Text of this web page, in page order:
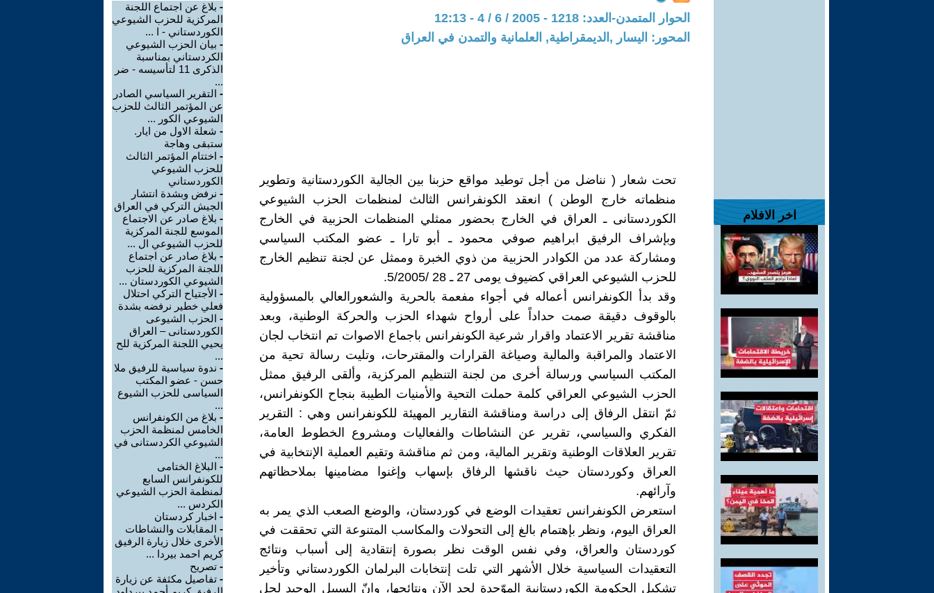
اخر الافلام
الحوار المتمدن-العدد: 1218 - 2005 / 6 / 4 - 12:13
المحور: اليسار ,الديمقراطية, العلمانية والتمدن في العراق
تحت شعار ( نناضل من أجل توطيد مواقع حزبنا بين الجالية الكوردستانية وتطوير
منظماته خارج الوطن ) انعقد الكونفرانس الثالث لمنظمات الحزب الشيوعي
الكوردستانى ـ العراق في الخارج بحضور ممثلي المنظمات الحزبية في الخارج
وبإشراف الرفيق ابراهيم صوفي محمود ـ أبو تارا ـ عضو المكتب السياسي
ومشاركة عدد من الكوادر الحزبية من ذوي الخبرة وممثل عن لجنة تنظيم الخارج
للحزب الشيوعي العراقي كضيوف يومى 27 ـ 28 /5/2005.
وقد بدأ الكونفرانس أعماله في أجواء مفعمة بالحرية والشعورالعالي بالمسؤولية
بالوقوف دقيقة صمت حداداً على أرواح شهداء الحزب والحركة الوطنية، وبعد
مناقشة تقرير الاعتماد واقرار شرعية الكونفرانس باجماع الاصوات تم انتخاب لجان
الاعتماد والمراقبة والمالية وصياغة القرارات والمقترحات، وتليت رسالة تحية من
المكتب السياسي ورسالة أخرى من لجنة التنظيم المركزية، وألقى الرفيق ممثل
الحزب الشيوعي العراقي كلمة حملت التحية والأمنيات الطيبة بنجاح الكونفرانس،
ثمّ انتقل الرفاق إلى دراسة ومناقشة التقارير المهيئة للكونفرانس وهي : التقرير
الفكري والسياسي، تقرير عن النشاطات والفعاليات ومشروع الخطوط العامة،
تقرير العلاقات الوطنية وتقرير المالية، ومن ثم مناقشة وتقيم العملية الإنتخابية في
العراق وكوردستان حيث ناقشها الرفاق بإسهاب وإغنوا مضامينها بملاحظاتهم
وآرائهم.
استعرض الكونفرانس تعقيدات الوضع في كوردستان، والوضع الصعب الذي يمر به
العراق اليوم، ونظر بإهتمام بالغ إلى التحولات والمكاسب المتنوعة التي تحققت في
كوردستان والعراق، وفي نفس الوقت نظر بصورة إنتقادية إلى أسباب ونتائج
التعقيدات السياسية خلال الأشهر التي تلت إنتخابات البرلمان الكوردستاني وتأخير
تشكيل الحكومة الكوردستانية الموّحدة لحد الآن ونتائجها، وانّ السبيل الوحيد لحل
- بلاغ عن اجتماع اللجنة
المركزية للحزب الشيوعي
الكوردستاني - ا ...
- بيان الحزب الشيوعي
الكردستاني بمناسبة
الذكرى 11 لتأسيسه - ضر
...
- التقرير السياسي الصادر
عن المؤتمر الثالث للحزب
الشيوعي الكور ...
- شعلة الاول من ايار.
ستبقى وهاجة
- اختتام المؤتمر الثالث
للحزب الشيوعي
الكوردستاني
- نرفض وبشدة انتشار
الجيش التركي في العراق
- بلاغ صادر عن الاجتماع
الموسع للجنة المركزية
للحزب الشيوعي ال ...
- بلاغ صادر عن اجتماع
اللجنة المركزية للحزب
الشيوعي الكوردستان ...
- الأجتياح التركي احتلال
فعلي خطير نرفضه بشدة
- الحزب الشيوعى
الكوردستانى – العراق
يحيي اللجنة المركزية للح
...
- ندوة سياسية للرفيق ملا
حسن - عضو المكتب
السياسى للحزب الشيوع
...
- بلاغ من الكونفرانس
الخامس لمنظمة الحزب
الشيوعي الكردستانى في
...
- البلاغ الختامى
للكونفرانس السابع
لمنظمة الحزب الشيوعي
الكردس ...
- اخبار كردستان
- المقابلات والنشاطات
الأخرى خلال زيارة الرفيق
كريم احمد بيردا ...
- تصريح
- تفاصيل مكثفة عن زيارة